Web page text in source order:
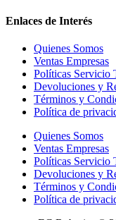
Enlaces de Interés
Quienes Somos
Ventas Empresas
Políticas Servicio
Devoluciones y
Términos y
Política de
Quienes Somos
Ventas Empresas
Políticas Servicio
Devoluciones y
Términos y
Política de